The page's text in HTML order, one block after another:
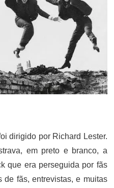
dirigido por Richard Lester.
em preto e branco, a
que era perseguida por fãs
de fãs, entrevistas, e muitas